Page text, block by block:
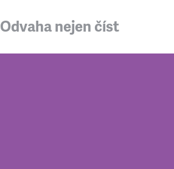
Odvaha nejen číst